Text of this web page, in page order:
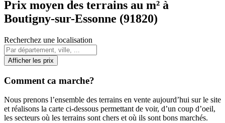
Prix moyen des terrains au m² à
Boutigny-sur-Essonne (91820)
Recherchez une localisation
Afficher les prix
Comment ca marche?
Nous prenons l’ensemble des terrains en vente aujourd’hui sur le site
et réalisons la carte ci-dessous permettant de voir, d’un coup d’oeil,
les secteurs où les terrains sont chers et où ils sont bons marchés.